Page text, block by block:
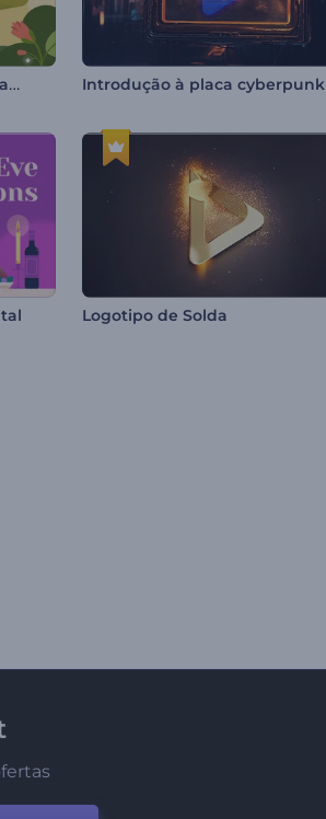
Animação do Dia Cinco de Mayo Introdução à placa cyberpunk
Logotipo de Solda